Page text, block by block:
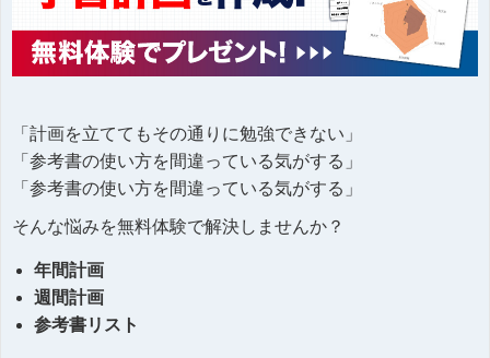
「計画を立ててもその通りに勉強できない」
「参考書の使い方を間違っている気がする」
「参考書の使い方を間違っている気がする」
そんな悩みを無料体験で解決しませんか？
年間計画
週間計画
参考書リスト